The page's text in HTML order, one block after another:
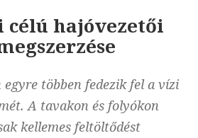
célú hajóvezetői
többen fedezik fel a vízi
A tavakon és folyókon
kellemes feltöltődést